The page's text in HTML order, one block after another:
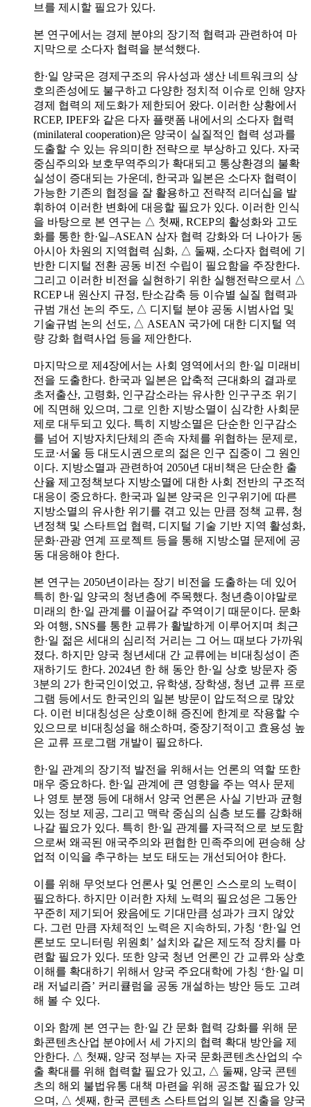
브를 제시할 필요가 있다.
본 연구에서는 경제 분야의 장기적 협력과 관련하여 마
지막으로 소다자 협력을 분석했다.
한·일 양국은 경제구조의 유사성과 생산 네트워크의 상
호의존성에도 불구하고 다양한 정치적 이슈로 인해 양자
경제 협력의 제도화가 제한되어 왔다. 이러한 상황에서
RCEP, IPEF와 같은 다자 플랫폼 내에서의 소다자 협력
(minilateral cooperation)은 양국이 실질적인 협력 성과를
도출할 수 있는 유의미한 전략으로 부상하고 있다. 자국
중심주의와 보호무역주의가 확대되고 통상환경의 불확
실성이 증대되는 가운데, 한국과 일본은 소다자 협력이
가능한 기존의 협정을 잘 활용하고 전략적 리더십을 발
휘하여 이러한 변화에 대응할 필요가 있다. 이러한 인식
을 바탕으로 본 연구는 △ 첫째, RCEP의 활성화와 고도
화를 통한 한·일–ASEAN 삼자 협력 강화와 더 나아가 동
아시아 차원의 지역협력 심화, △ 둘째, 소다자 협력에 기
반한 디지털 전환 공동 비전 수립이 필요함을 주장한다.
그리고 이러한 비전을 실현하기 위한 실행전략으로서 △
RCEP 내 원산지 규정, 탄소감축 등 이슈별 실질 협력과
규범 개선 논의 주도, △ 디지털 분야 공동 시범사업 및
기술규범 논의 선도, △ ASEAN 국가에 대한 디지털 역
량 강화 협력사업 등을 제안한다.
마지막으로 제4장에서는 사회 영역에서의 한·일 미래비
전을 도출한다. 한국과 일본은 압축적 근대화의 결과로
초저출산, 고령화, 인구감소라는 유사한 인구구조 위기
에 직면해 있으며, 그로 인한 지방소멸이 심각한 사회문
제로 대두되고 있다. 특히 지방소멸은 단순한 인구감소
를 넘어 지방자치단체의 존속 자체를 위협하는 문제로,
도쿄·서울 등 대도시권으로의 젊은 인구 집중이 그 원인
이다. 지방소멸과 관련하여 2050년 대비책은 단순한 출
산율 제고정책보다 지방소멸에 대한 사회 전반의 구조적
대응이 중요하다. 한국과 일본 양국은 인구위기에 따른
지방소멸의 유사한 위기를 겪고 있는 만큼 정책 교류, 청
년정책 및 스타트업 협력, 디지털 기술 기반 지역 활성화,
문화·관광 연계 프로젝트 등을 통해 지방소멸 문제에 공
동 대응해야 한다.
본 연구는 2050년이라는 장기 비전을 도출하는 데 있어
특히 한·일 양국의 청년층에 주목했다. 청년층이야말로
미래의 한·일 관계를 이끌어갈 주역이기 때문이다. 문화
와 여행, SNS를 통한 교류가 활발하게 이루어지며 최근
한·일 젊은 세대의 심리적 거리는 그 어느 때보다 가까워
졌다. 하지만 양국 청년세대 간 교류에는 비대칭성이 존
재하기도 한다. 2024년 한 해 동안 한·일 상호 방문자 중
3분의 2가 한국인이었고, 유학생, 장학생, 청년 교류 프로
그램 등에서도 한국인의 일본 방문이 압도적으로 많았
다. 이런 비대칭성은 상호이해 증진에 한계로 작용할 수
있으므로 비대칭성을 해소하며, 중장기적이고 효용성 높
은 교류 프로그램 개발이 필요하다.
한·일 관계의 장기적 발전을 위해서는 언론의 역할 또한
매우 중요하다. 한·일 관계에 큰 영향을 주는 역사 문제
나 영토 분쟁 등에 대해서 양국 언론은 사실 기반과 균형
있는 정보 제공, 그리고 맥락 중심의 심층 보도를 강화해
나갈 필요가 있다. 특히 한·일 관계를 자극적으로 보도함
으로써 왜곡된 애국주의와 편협한 민족주의에 편승해 상
업적 이익을 추구하는 보도 태도는 개선되어야 한다.
이를 위해 무엇보다 언론사 및 언론인 스스로의 노력이
필요하다. 하지만 이러한 자체 노력의 필요성은 그동안
꾸준히 제기되어 왔음에도 기대만큼 성과가 크지 않았
다. 그런 만큼 자체적인 노력은 지속하되, 가칭 ‘한·일 언
론보도 모니터링 위원회’ 설치와 같은 제도적 장치를 마
련할 필요가 있다. 또한 양국 청년 언론인 간 교류와 상호
이해를 확대하기 위해서 양국 주요대학에 가칭 ‘한·일 미
래 저널리즘’ 커리큘럼을 공동 개설하는 방안 등도 고려
해 볼 수 있다.
이와 함께 본 연구는 한·일 간 문화 협력 강화를 위해 문
화콘텐츠산업 분야에서 세 가지의 협력 확대 방안을 제
안한다. △ 첫째, 양국 정부는 자국 문화콘텐츠산업의 수
출 확대를 위해 협력할 필요가 있고, △ 둘째, 양국 콘텐
츠의 해외 불법유통 대책 마련을 위해 공조할 필요가 있
으며, △ 셋째, 한국 콘텐츠 스타트업의 일본 진출을 양국